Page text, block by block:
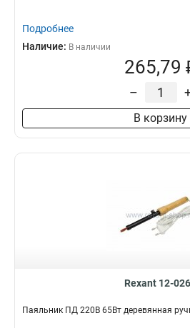
Подробнее
Наличие: В наличии
265,79
–
В корзину
Rexant 12-
Паяльник ПД 220В 65Вт деревянная